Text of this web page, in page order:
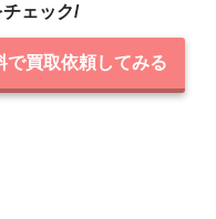
ェック/
買取依頼してみる